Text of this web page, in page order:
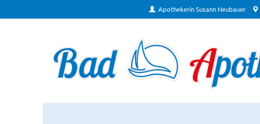
Apothekerin Susann Neubauer